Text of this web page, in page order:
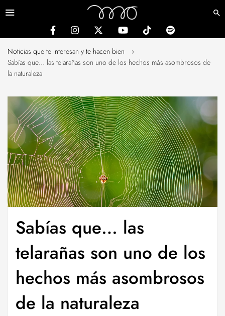
Noticias que te interesan y te hacen bien
›
Sabías que… las telarañas son uno de los hechos más asombrosos de
la naturaleza
Sabías que… las
telarañas son uno de los
hechos más asombrosos
de la naturaleza